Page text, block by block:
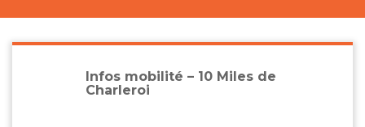
Infos mobilité – 10 Miles de
Charleroi